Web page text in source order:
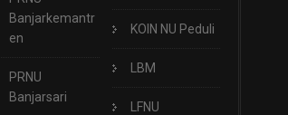
Banjarkemantr
en
PRNU
Banjarsari
KOIN NU Peduli
LBM
LFNU